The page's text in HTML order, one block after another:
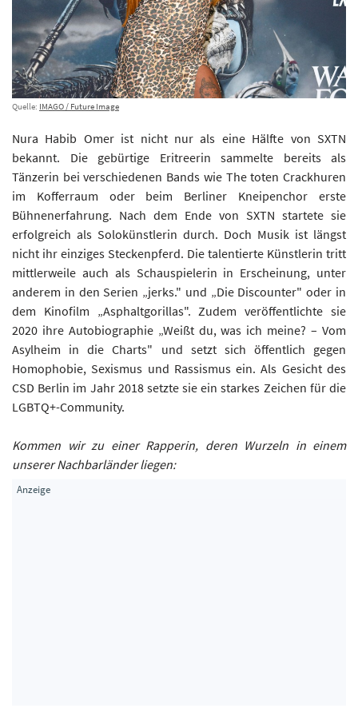
Quelle: IMAGO / Future Image
Nura Habib Omer ist nicht nur als eine Hälfte von SXTN
bekannt. Die gebürtige Eritreerin sammelte bereits als
Tänzerin bei verschiedenen Bands wie The toten Crackhuren
im Kofferraum oder beim Berliner Kneipenchor erste
Bühnenerfahrung. Nach dem Ende von SXTN startete sie
erfolgreich als Solokünstlerin durch. Doch Musik ist längst
nicht ihr einziges Steckenpferd. Die talentierte Künstlerin tritt
mittlerweile auch als Schauspielerin in Erscheinung, unter
anderem in den Serien „jerks." und „Die Discounter" oder in
dem Kinofilm „Asphaltgorillas". Zudem veröffentlichte sie
2020 ihre Autobiographie „Weißt du, was ich meine? – Vom
Asylheim in die Charts" und setzt sich öffentlich gegen
Homophobie, Sexismus und Rassismus ein. Als Gesicht des
CSD Berlin im Jahr 2018 setzte sie ein starkes Zeichen für die
LGBTQ+-Community.
Kommen wir zu einer Rapperin, deren Wurzeln in einem
unserer Nachbarländer liegen: